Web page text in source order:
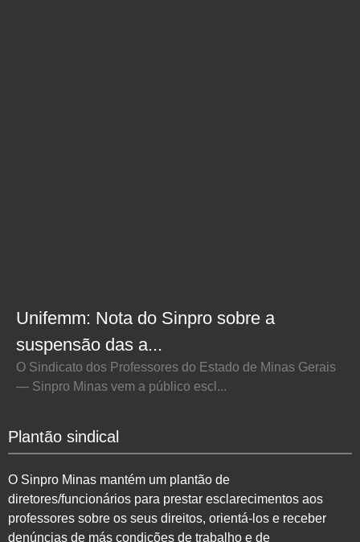
Unifemm: Nota do Sinpro sobre a
suspensão das a...
O Sindicato dos Professores do Estado de Minas Gerais
— Sinpro Minas vem a público escl...
Plantão sindical
O Sinpro Minas mantém um plantão de
diretores/funcionários para prestar esclarecimentos aos
professores sobre os seus direitos, orientá-los e receber
denúncias de más condições de trabalho e de